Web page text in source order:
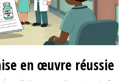
en œuvre réussie